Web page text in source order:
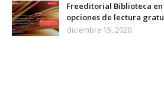
Freeditorial Biblioteca
opciones de lectura
diciembre 15, 2020